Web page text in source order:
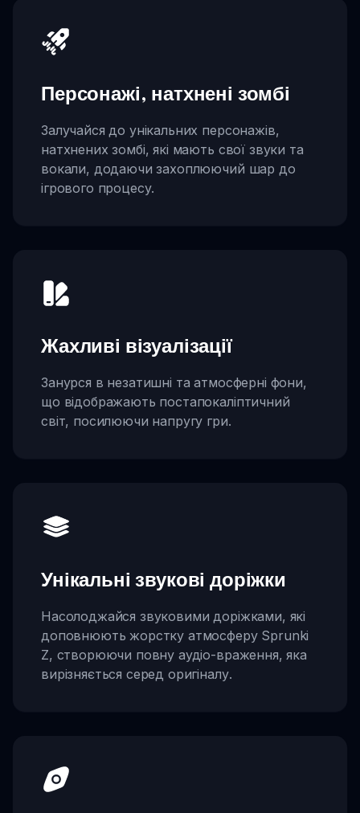
Персонажі, натхнені зомбі
Залучайся до унікальних персонажів,
натхнених зомбі, які мають свої звуки та
вокали, додаючи захоплюючий шар до
ігрового процесу.
Жахливі візуалізації
Занурся в незатишні та атмосферні фони,
що відображають постапокаліптичний
світ, посилюючи напругу гри.
Унікальні звукові доріжки
Насолоджайся звуковими доріжками, які
доповнюють жорстку атмосферу Sprunki
Z, створюючи повну аудіо-враження, яка
вирізняється серед оригіналу.